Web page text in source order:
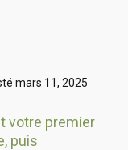
mars 11, 2025
votre premier
puis